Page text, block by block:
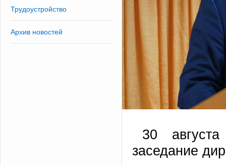
Трудоустройство
Архив новостей
30
заседание